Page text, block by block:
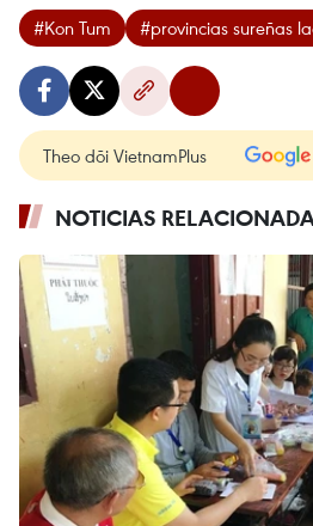
#Kon Tum #provincias sureñas
Theo dõi VietnamPlus
NOTICIAS